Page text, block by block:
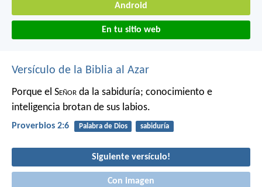
Android
En tu sitio web
Versículo de la Biblia al Azar
Porque el Señor da la sabiduría; conocimiento e
inteligencia brotan de sus labios.
Proverbios 2:6 Palabra de Dios sabiduría
Siguiente versículo!
Con imagen